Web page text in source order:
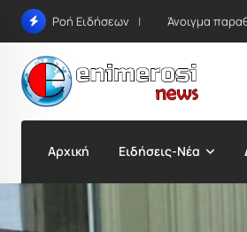
Skip
content
Ροή Ειδήσεων Άνοιγμα
Αρχική Ειδήσεις-Νέα